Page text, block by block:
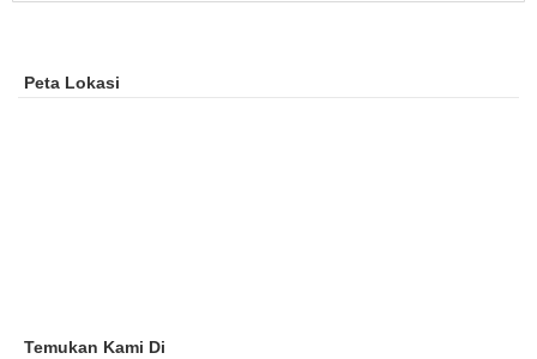
Peta Lokasi
Temukan Kami Di